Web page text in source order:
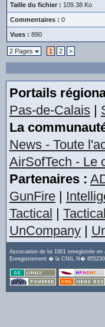
Taille du fichier : 109.38 Ko
Commentaires : 0
Vues : 890
2 Pages 1 2 >
Portails
Pas-de-Calais|
La
News - Toute
AirSofTech - Le
Partenaires :
GunFire|
Tactical |
UnCompany|
Association de loi 1901 enregistrée en
Enregistrement � la CNIL N� 855230